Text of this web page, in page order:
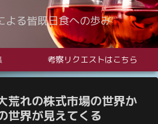
よる皆既日食への歩み
考察リクエストはこちら
荒れの株式市場の世界か
世界が見えてくる